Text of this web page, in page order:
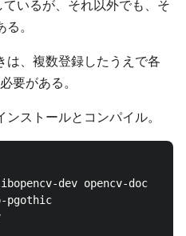
いるが、それ以外でも、そ
。
は、複数登録したうえで各
要がある。
ストールとコンパイル。
dev opencv-doc
pgothic